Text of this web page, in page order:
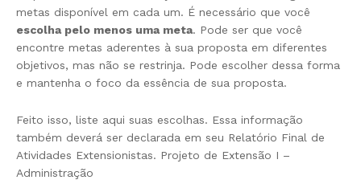
metas disponível em cada um. É necessário que você
escolha pelo menos uma meta. Pode ser que você
encontre metas aderentes à sua proposta em diferentes
objetivos, mas não se restrinja. Pode escolher dessa forma
e mantenha o foco da essência de sua proposta.
Feito isso, liste aqui suas escolhas. Essa informação
também deverá ser declarada em seu Relatório Final de
Atividades Extensionistas. Projeto de Extensão I –
Administração